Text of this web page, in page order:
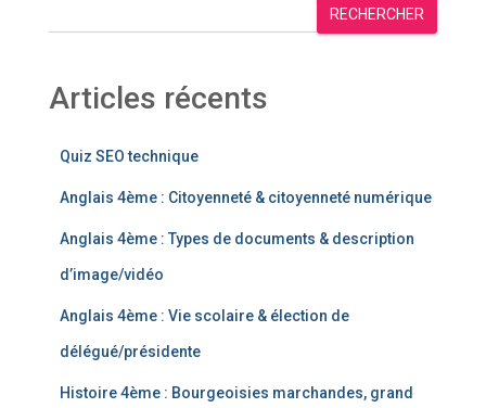
RECHERCHER
Articles récents
Quiz SEO technique
Anglais 4ème : Citoyenneté & citoyenneté numérique
Anglais 4ème : Types de documents & description
d’image/vidéo
Anglais 4ème : Vie scolaire & élection de
délégué/présidente
Histoire 4ème : Bourgeoisies marchandes, grand